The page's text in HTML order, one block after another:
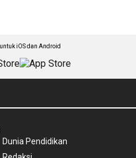
iOS dan Android
Dunia Pendidikan